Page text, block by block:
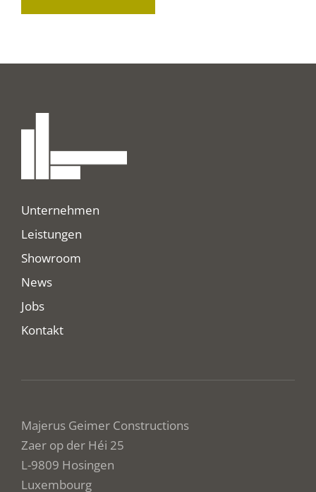
Unternehmen
Leistungen
Showroom
News
Jobs
Kontakt
Majerus Geimer Constructions
Zaer op der Héi 25
L-9809 Hosingen
Luxembourg